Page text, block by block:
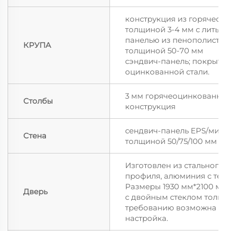
КРУПА
конструкция из
толщиной 3-4 мм с
панелью из
толщиной 50-70 мм
сэндвич-панель;
оцинкованной стали.
Столбы
3 мм
конструкция
Стена
сендвич-панель EPS/
толщиной 50/75/100 мм
Дверь
Изготовлен из
профиля, алюминия с
Размеры 1930 мм*2100
с двойным стеклом
требованию возможна
настройка.